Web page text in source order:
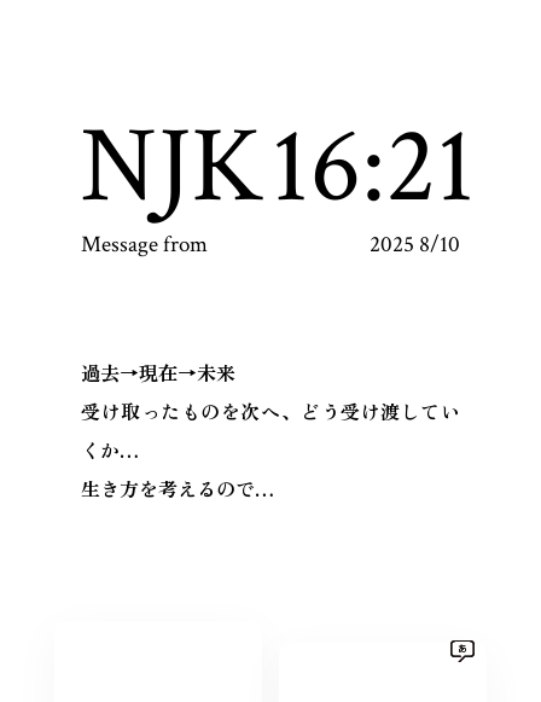
NJK16:21
Message from 2025 8/10
過去→現在→未来
受け取ったものを次へ、どう受け渡してい
くか…
生き方を考えるので…